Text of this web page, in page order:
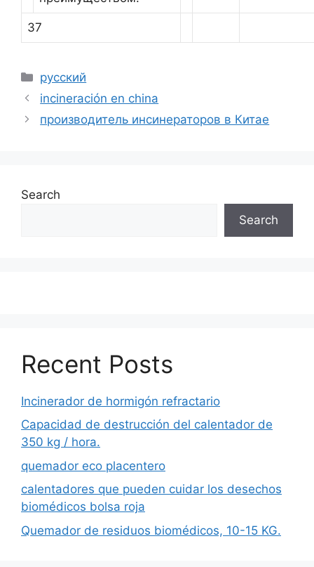
37
Categories
русский
incineración en china
производитель инсинераторов в Китае
Search
Search
Recent Posts
Incinerador de hormigón refractario
Capacidad de destrucción del calentador de
350 kg / hora.
quemador eco placentero
calentadores que pueden cuidar los desechos
biomédicos bolsa roja
Quemador de residuos biomédicos, 10-15 KG.